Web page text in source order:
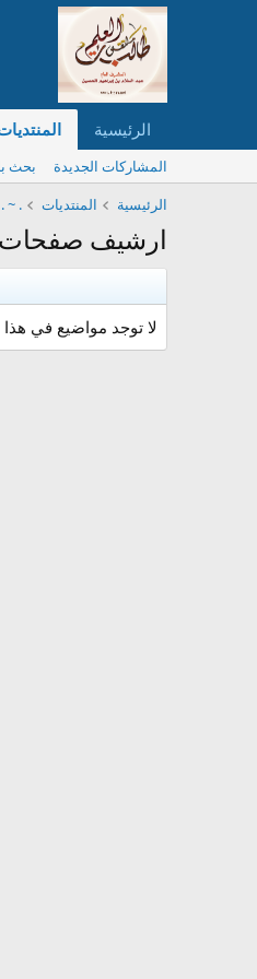
الرئيسية
المشاركات الجديدة
بحث
الرئيسية
المنتديات . ~
ارشيف صفحات
لا توجد مواضيع في هذا